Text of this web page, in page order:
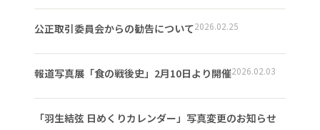
公正取引委員会からの勧告について2026.02.25
報道写真展「食の戦後史」2月10日より開催2026.02.03
「羽生結弦 日めくりカレンダー」写真変更のお知らせ